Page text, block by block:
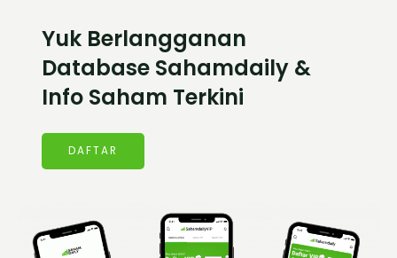
Yuk Berlangganan
Database Sahamdaily &
Info Saham Terkini
DAFTAR